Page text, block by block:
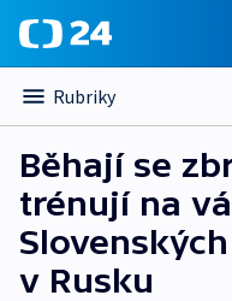
Rubriky
Běhají se
trénují na
v Rusku